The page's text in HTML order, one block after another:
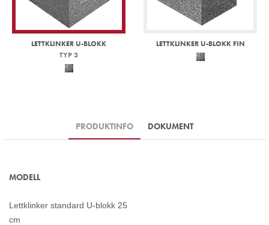
LETTKLINKER U-BLOKK
TYP 3
LETTKLINKER U-BLOKK FIN
PRODUKTINFO DOKUMENT
MODELL
Lettklinker standard U-blokk 25
cm